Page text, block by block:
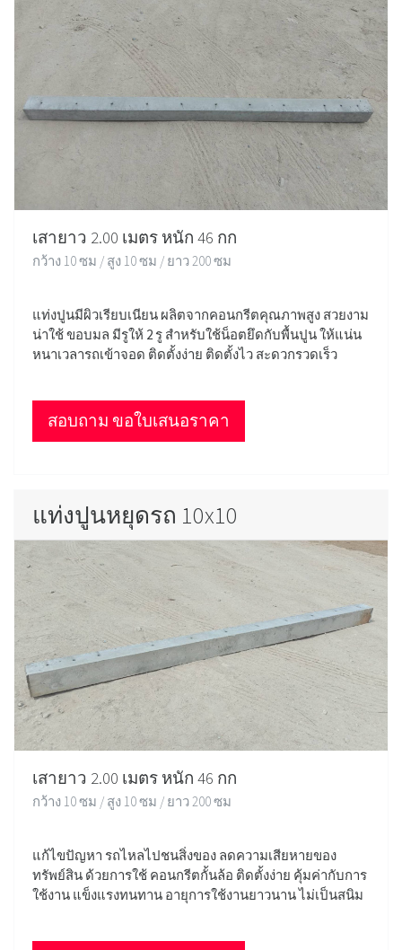
เสายาว 2.00 เมตร หนัก 46 กก
กว้าง 10 ซม / สูง 10 ซม / ยาว 200 ซม
แท่งปูนมีผิวเรียบเนียน ผลิตจากคอนกรีตคุณภาพสูง สวยงาม
น่าใช้ ขอบมล มีรูให้ 2 รู สำหรับใช้น็อตยึดกับพื้นปูน ให้แน่น
หนาเวลารถเข้าจอด ติดตั้งง่าย ติดตั้งไว สะดวกรวดเร็ว
สอบถาม ขอใบเสนอราคา
แท่งปูนหยุดรถ 10x10
เสายาว 2.00 เมตร หนัก 46 กก
กว้าง 10 ซม / สูง 10 ซม / ยาว 200 ซม
แก้ไขปัญหา รถไหลไปชนสิ่งของ ลดความเสียหายของ
ทรัพย์สิน ด้วยการใช้ คอนกรีตกั้นล้อ ติดตั้งง่าย คุ้มค่ากับการ
ใช้งาน แข็งแรงทนทาน อายุการใช้งานยาวนาน ไม่เป็นสนิม